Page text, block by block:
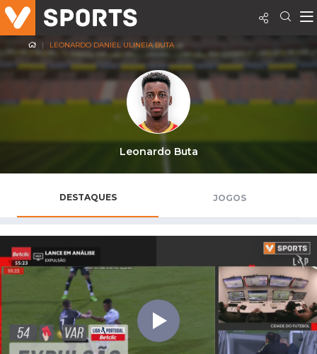
LEONARDO DANIEL ULINEIA BUTA
Leonardo Buta
DESTAQUES JOGOS